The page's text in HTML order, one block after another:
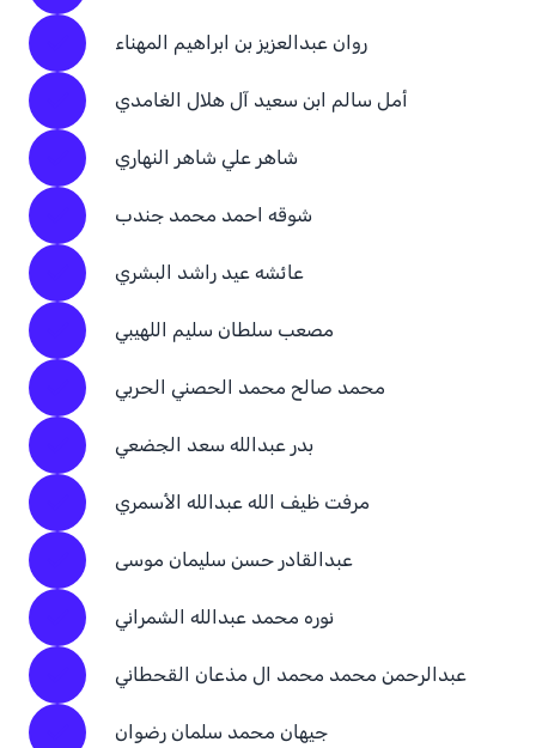
روان عبدالعزيز بن ابراهيم المهناء
أمل سالم ابن سعيد آل هلال الغامدي
شاهر علي شاهر النهاري
شوقه احمد محمد جندب
عائشه عيد راشد البشري
مصعب سلطان سليم اللهيبي
محمد صالح محمد الحصني الحربي
بدر عبدالله سعد الجضعي
مرفت ظيف الله عبدالله الأسمري
عبدالقادر حسن سليمان موسى
نوره محمد عبدالله الشمراني
عبدالرحمن محمد محمد ال مذعان القحطاني
جيهان محمد سلمان رضوان